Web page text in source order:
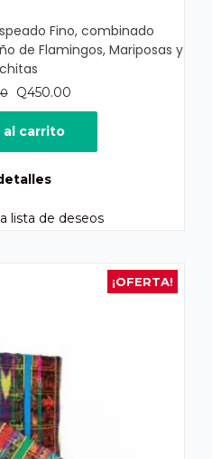
Fino, combinado
de Flamingos, Mariposas y
El
precio
original
era:
Q450.00El
precio
es:
al carrito
lista de deseos
¡OFERTA!